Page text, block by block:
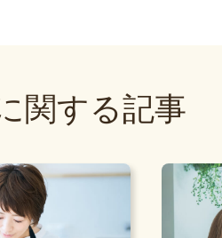
関する記事